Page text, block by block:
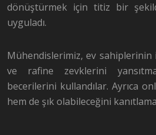
dönüştürmek için titiz bir
uyguladı.
Mühendislerimiz, ev sahiplerinin
ve rafine zevklerini
becerilerini kullandılar. Ayrıca
hem de şık olabileceğini